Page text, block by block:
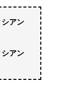
アン
アン